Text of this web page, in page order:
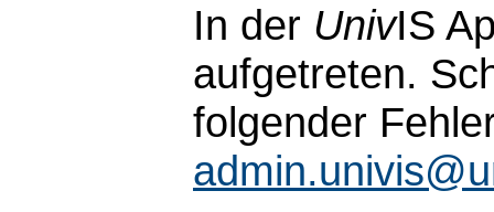
In der UnivIS
aufgetreten.
folgender